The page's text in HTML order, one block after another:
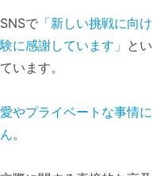
で 「新しい挑戦に向け
に感謝しています」 とい
います。
やプライベートな事情に
。